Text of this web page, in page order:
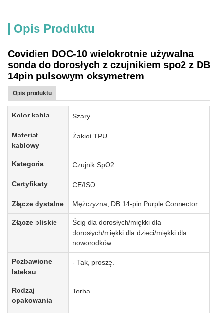
Opis Produktu
Covidien DOC-10 wielokrotnie używalna
sonda do dorosłych z czujnikiem spo2 z DB
14pin pulsowym oksymetrem
Opis produktu
Kolor kabla Szary
Materiał
kablowy
Żakiet TPU
Kategoria Czujnik SpO2
Certyfikaty CE/ISO
Złącze dystalne Mężczyzna, DB 14-pin Purple Connector
Złącze bliskie
Ścig dla dorosłych/miękki dla
dorosłych/miękki dla dzieci/miękki dla
noworodków
Pozbawione
lateksu
- Tak, proszę.
Rodzaj
opakowania
Torba